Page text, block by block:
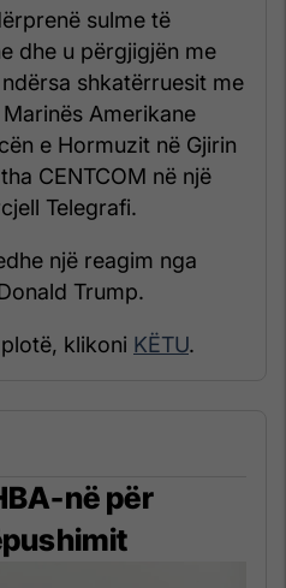
sulme të
dhe u përgjigjën me
shkatërruesit me
Amerikane
e Hormuzit në Gjirin
CENTCOM në një
Telegrafi.
një reagim nga
Trump.
klikoni KËTU.
në për